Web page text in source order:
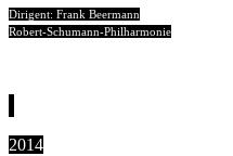
Dirigent: Frank Beermann
Robert-Schumann-Philharmonie
2014